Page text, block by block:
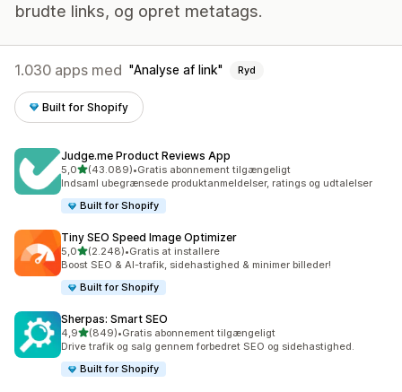
brudte links, og opret metatags.
1.030 apps med Analyse af link Ryd
Built for Shopify
Judge.me Product Reviews App
5,0ud af 5 stjerner
(43.089)
43089 anmeldelser i alt
•Gratis abonnement tilgængeligt
Indsaml ubegrænsede produktanmeldelser, ratings og udtalelser
Built for Shopify
Tiny SEO Speed Image Optimizer
5,0ud af 5 stjerner
(2.248)
2248 anmeldelser i alt
•Gratis at installere
Boost SEO & AI-trafik, sidehastighed & minimer billeder!
Built for Shopify
Sherpas: Smart SEO
4,9ud af 5 stjerner
(849)
849 anmeldelser i alt
•Gratis abonnement tilgængeligt
Drive trafik og salg gennem forbedret SEO og sidehastighed.
Built for Shopify